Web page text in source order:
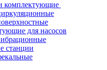
комплектующие
для насосов
станции